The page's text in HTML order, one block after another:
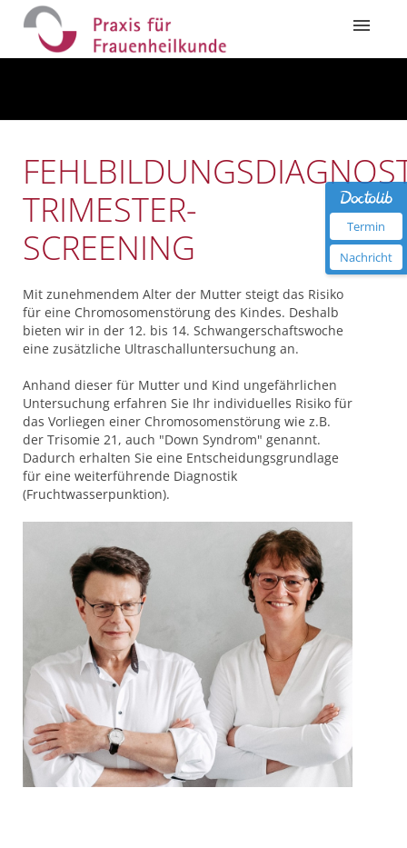
TRIMESTER-
SCREENING
Mit zunehmendem Alter der Mutter steigt das Risiko
für eine Chromosomenstörung des Kindes. Deshalb
bieten wir in der 12. bis 14. Schwangerschaftswoche
eine zusätzliche Ultraschalluntersuchung an.
Anhand dieser für Mutter und Kind ungefährlichen
Untersuchung erfahren Sie Ihr individuelles Risiko für
das Vorliegen einer Chromosomenstörung wie z.B.
der Trisomie 21, auch "Down Syndrom" genannt.
Dadurch erhalten Sie eine Entscheidungsgrundlage
für eine weiterführende Diagnostik
(Fruchtwasserpunktion).
Termin
Nachricht